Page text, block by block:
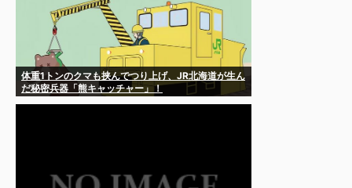
体重1トンのクマも挟んでつり上げ、JR北海道が生ん
だ秘密兵器「熊キャッチャー」！